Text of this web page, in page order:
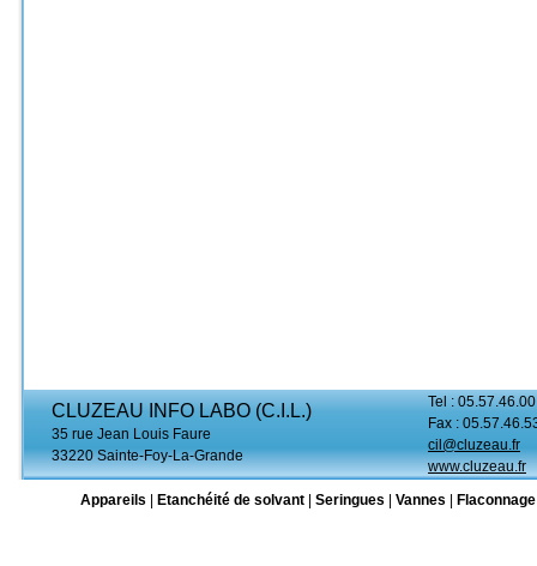
CLUZEAU INFO LABO (C.I.L.)
35 rue Jean Louis Faure
33220 Sainte-Foy-La-Grande
Tel :
Fax :
cil@cluzeau.fr
www.cluzeau.fr
Appareils
Etanchéité de solvant Seringues Vannes Flaconnage